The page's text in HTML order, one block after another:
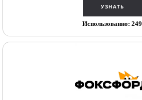
Использованно: 249